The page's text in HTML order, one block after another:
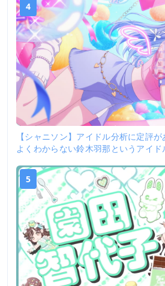
4
【シャニソン】アイドル分析に定評
よくわからない鈴木羽那というアイド
5